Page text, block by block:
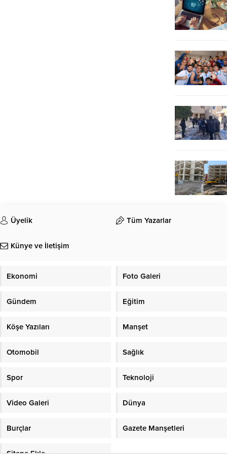
Üyelik Tüm Yazarlar
Künye ve İletişim
Ekonomi Foto Galeri
Gündem Eğitim
Köşe Yazıları Manşet
Otomobil Sağlık
Spor Teknoloji
Video Galeri Dünya
Burçlar Gazete Manşetleri